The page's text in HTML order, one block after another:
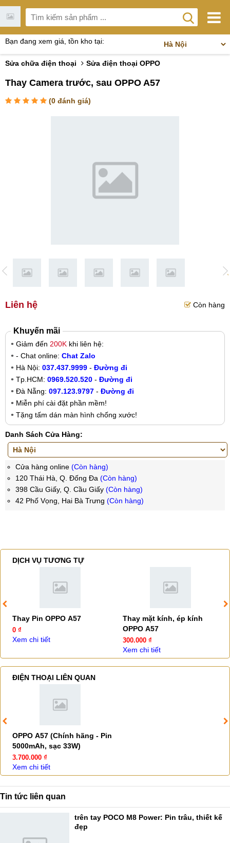
Bạn đang xem giá, tồn kho tại:
Sửa chữa điện thoại Sửa điện thoại OPPO
Thay Camera trước, sau OPPO A57
(0 đánh giá)
Liên hệ Còn hàng
Khuyến mãi
Giảm đến 200K khi liên hệ:
- Chat online: Chat Zalo
Hà Nội: 037.437.9999 - Đường đi
Tp.HCM: 0969.520.520 - Đường đi
Đà Nẵng: 097.123.9797 - Đường đi
Miễn phí cài đặt phần mềm!
Tặng tấm dán màn hình chống xước!
Danh Sách Cửa Hàng:
Cửa hàng online (Còn hàng)
120 Thái Hà, Q. Đống Đa (Còn hàng)
398 Cầu Giấy, Q. Cầu Giấy (Còn hàng)
42 Phố Vọng, Hai Bà Trưng (Còn hàng)
DỊCH VỤ TƯƠNG TỰ
Thay Pin OPPO A57
0 ₫
Xem chi tiết
Thay mặt kính, ép kính
OPPO A57
300.000 ₫
Xem chi tiết
ĐIỆN THOẠI LIÊN QUAN
OPPO A57 (Chính hãng - Pin
5000mAh, sạc 33W)
3.700.000 ₫
Xem chi tiết
Tin tức liên quan
trên tay POCO M8 Power: Pin trâu, thiết kế
đẹp